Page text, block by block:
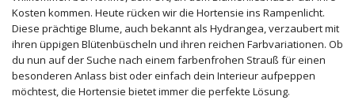
Kosten kommen. Heute rücken wir die Hortensie ins Rampenlicht.
Diese prächtige Blume, auch bekannt als Hydrangea, verzaubert mit
ihren üppigen Blütenbüscheln und ihren reichen Farbvariationen. Ob
du nun auf der Suche nach einem farbenfrohen Strauß für einen
besonderen Anlass bist oder einfach dein Interieur aufpeppen
möchtest, die Hortensie bietet immer die perfekte Lösung.